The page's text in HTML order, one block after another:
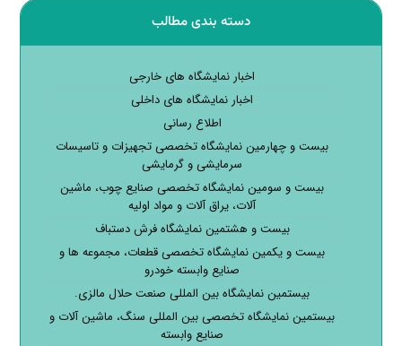
دسته بندی مطالب
اخبار نمایشگاه های خارجی
اخبار نمایشگاه های داخلی
اطلاع رسانی
بیست و چهارمین نمایشگاه تخصصی تجهیزات و تاسیسات
سرمایشی و گرمایشی
بیست و سومین نمایشگاه تخصصی صنایع چوب، ماشین
آلات، یراق آلات و مواد اولیه
بیست و هشتمین نمایشگاه فرش دستباف
بیست و یکمین نمایشگاه تخصصی قطعات، مجموعه ها و
صنایع وابسته خودرو
بیستمین نمایشگاه بین المللی صنعت حلال مالزی.
بیستمین نمایشگاه تخصصی بین المللی سنگ، ماشین آلات و
صنایع وابسته